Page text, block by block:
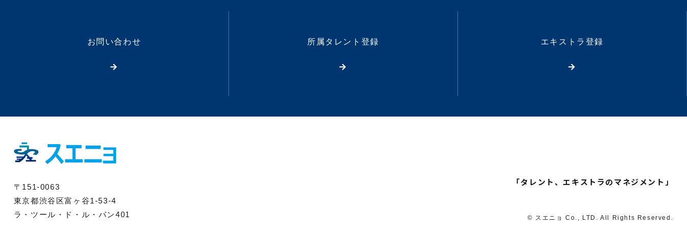
お問い合わせ 所属タレント登録 エキストラ登録
〒151-0063
東京都渋谷区富ヶ谷1-53-4
ラ・ツール・ド・ル・パン401
「タレント、エキストラのマネジメント」
© スエニョ Co., LTD. All Rights Reserved.